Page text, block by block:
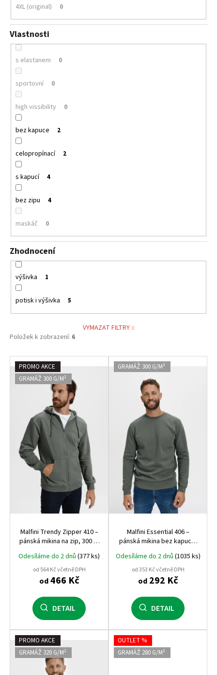
4XL (original) 0
Vlastnosti
s elastanem 0
sportovní 0
high vissibility 0
bez kapuce 2
celopropínací 2
s kapucí 4
bez zipu 4
maskáč 0
Zhodnocení
výšivka 1
potisk i výšivka 5
VYMAZAT FILTRY
Položek k zobrazení: 6
V
ý
p
ů
PROMO AKCE
GRAMÁŽ 300 G/M²
Malfini Trendy Zipper 410 –
pánská mikina na zip, 300 g,
nejúspěšnější mikina Malfini
Odesíláme do 2 dnů (377 ks)
od 564 Kč včetně DPH
od466 Kč
DETAIL
GRAMÁŽ 300 G/M²
Malfini Essential 406 –
pánská mikina bez kapuce,
pro potisk i výšivku
Odesíláme do 2 dnů (1035 ks)
od 353 Kč včetně DPH
od292 Kč
DETAIL
PROMO AKCE
GRAMÁŽ 320 G/M²
OUTLET %
GRAMÁŽ 280 G/M²